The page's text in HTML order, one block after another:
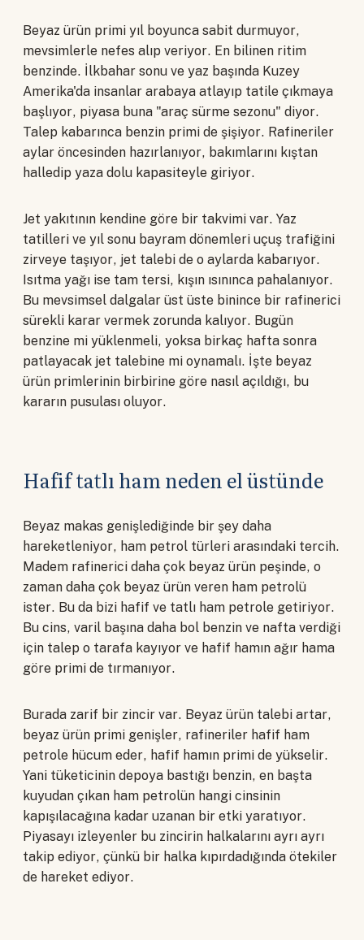
Beyaz ürün primi yıl boyunca sabit durmuyor,
mevsimlerle nefes alıp veriyor. En bilinen ritim
benzinde. İlkbahar sonu ve yaz başında Kuzey
Amerika'da insanlar arabaya atlayıp tatile çıkmaya
başlıyor, piyasa buna "araç sürme sezonu" diyor.
Talep kabarınca benzin primi de şişiyor. Rafineriler
aylar öncesinden hazırlanıyor, bakımlarını kıştan
halledip yaza dolu kapasiteyle giriyor.
Jet yakıtının kendine göre bir takvimi var. Yaz
tatilleri ve yıl sonu bayram dönemleri uçuş trafiğini
zirveye taşıyor, jet talebi de o aylarda kabarıyor.
Isıtma yağı ise tam tersi, kışın ısınınca pahalanıyor.
Bu mevsimsel dalgalar üst üste binince bir rafinerici
sürekli karar vermek zorunda kalıyor. Bugün
benzine mi yüklenmeli, yoksa birkaç hafta sonra
patlayacak jet talebine mi oynamalı. İşte beyaz
ürün primlerinin birbirine göre nasıl açıldığı, bu
kararın pusulası oluyor.
Hafif tatlı ham neden el üstünde
Beyaz makas genişlediğinde bir şey daha
hareketleniyor, ham petrol türleri arasındaki tercih.
Madem rafinerici daha çok beyaz ürün peşinde, o
zaman daha çok beyaz ürün veren ham petrolü
ister. Bu da bizi hafif ve tatlı ham petrole getiriyor.
Bu cins, varil başına daha bol benzin ve nafta verdiği
için talep o tarafa kayıyor ve hafif hamın ağır hama
göre primi de tırmanıyor.
Burada zarif bir zincir var. Beyaz ürün talebi artar,
beyaz ürün primi genişler, rafineriler hafif ham
petrole hücum eder, hafif hamın primi de yükselir.
Yani tüketicinin depoya bastığı benzin, en başta
kuyudan çıkan ham petrolün hangi cinsinin
kapışılacağına kadar uzanan bir etki yaratıyor.
Piyasayı izleyenler bu zincirin halkalarını ayrı ayrı
takip ediyor, çünkü bir halka kıpırdadığında ötekiler
de hareket ediyor.